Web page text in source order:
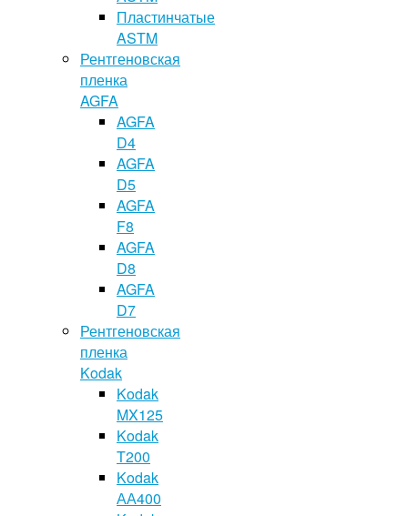
Пластинчатые
ASTM
Рентгеновская
пленка
AGFA
AGFA
D4
AGFA
D5
AGFA
F8
AGFA
D8
AGFA
D7
Рентгеновская
пленка
Kodak
Kodak
MX125
Kodak
T200
Kodak
АА400